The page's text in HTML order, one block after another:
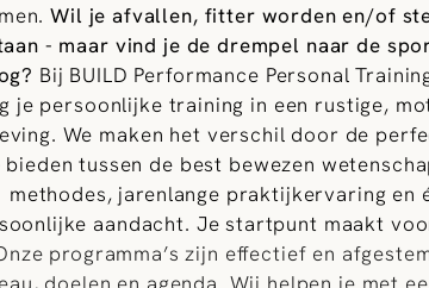
Wil je afvallen, fitter worden en/of
- maar vind je de drempel naar de
Bij BUILD Performance Personal
je persoonlijke training in een rustige,
We maken het verschil door de
bieden tussen de best bewezen
methodes, jarenlange praktijkervaring en
aandacht. Je startpunt maakt
programma’s zijn effectief en